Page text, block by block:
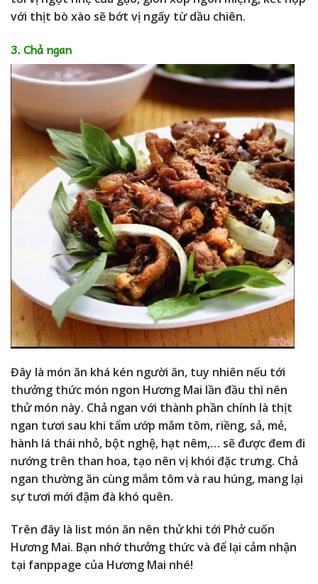
với thịt bò xào sẽ bớt vị ngấy từ dầu chiên.
3. Chả ngan
Đây là món ăn khá kén người ăn, tuy nhiên nếu tới
thưởng thức món ngon Hương Mai lần đầu thì nên
thử món này. Chả ngan với thành phần chính là thịt
ngan tươi sau khi tẩm ướp mắm tôm, riềng, sả, mẻ,
hành lá thái nhỏ, bột nghệ, hạt nêm,… sẽ được đem đi
nướng trên than hoa, tạo nên vị khói đặc trưng. Chả
ngan thường ăn cùng mắm tôm và rau húng, mang lại
sự tươi mới đậm đà khó quên.
Trên đây là list món ăn nên thử khi tới Phở cuốn
Hương Mai. Bạn nhớ thưởng thức và để lại cảm nhận
tại fanppage của Hương Mai nhé!